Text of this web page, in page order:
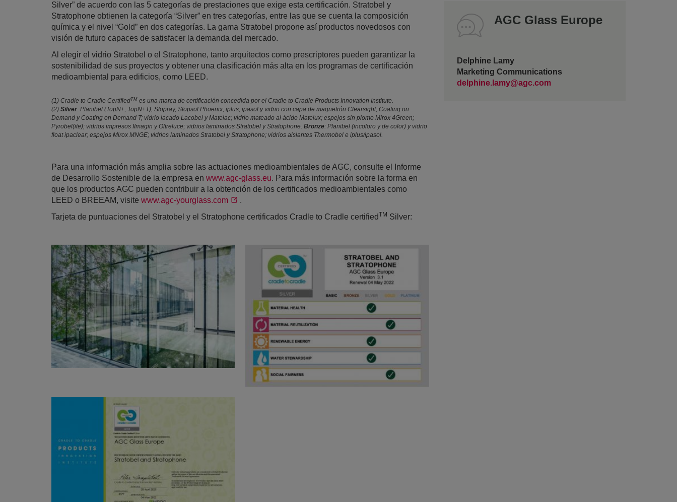
Silver” de acuerdo con las 5 categorías de prestaciones que exige esta certificación. Stratobel y
Stratophone obtienen la categoría “Silver” en tres categorías, entre las que se cuenta la composición
química y el nivel “Gold” en dos categorías. La gama Stratobel propone así productos novedosos con
visión de futuro capaces de satisfacer la demanda del mercado.
Al elegir el vidrio Stratobel o el Stratophone, tanto arquitectos como prescriptores pueden garantizar la
sostenibilidad de sus proyectos y obtener una clasificación más alta en los programas de certificación
medioambiental para edificios, como LEED.
(1) Cradle to Cradle CertifiedTM es una marca de certificación concedida por el Cradle to Cradle Products Innovation Institute.
(2) Silver: Planibel (TopN+, TopN+T), Stopray, Stopsol Phoenix, iplus, ipasol y vidrio con capa de magnetrón Clearsight; Coating on
Demand y Coating on Demand T; vidrio lacado Lacobel y Matelac; vidrio mateado al ácido Matelux; espejos sin plomo Mirox 4Green;
Pyrobel(ite); vidrios impresos IImagin y Oltreluce; vidrios laminados Stratobel y Stratophone. Bronze: Planibel (incoloro y de color) y vidrio
float ipaclear; espejos Mirox MNGE; vidrios laminados Stratobel y Stratophone; vidrios aislantes Thermobel e iplus/ipasol.
Para una información más amplia sobre las actuaciones medioambientales de AGC, consulte el Informe
de Desarrollo Sostenible de la empresa en www.agc-glass.eu. Para más información sobre la forma en
que los productos AGC pueden contribuir a la obtención de los certificados medioambientales como
LEED o BREEAM, visite www.agc-yourglass.com
.
Tarjeta de puntuaciones del Stratobel y el Stratophone certificados Cradle to Cradle certifiedTM Silver:
AGC Glass Europe
Delphine Lamy
Marketing Communications
delphine.lamy@agc.com